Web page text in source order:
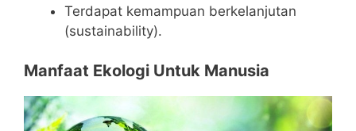
Terdapat kemampuan berkelanjutan
(sustainability).
Manfaat Ekologi Untuk Manusia